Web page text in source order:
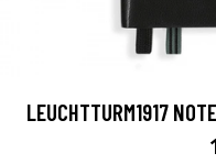
LEUCHTTURM1917